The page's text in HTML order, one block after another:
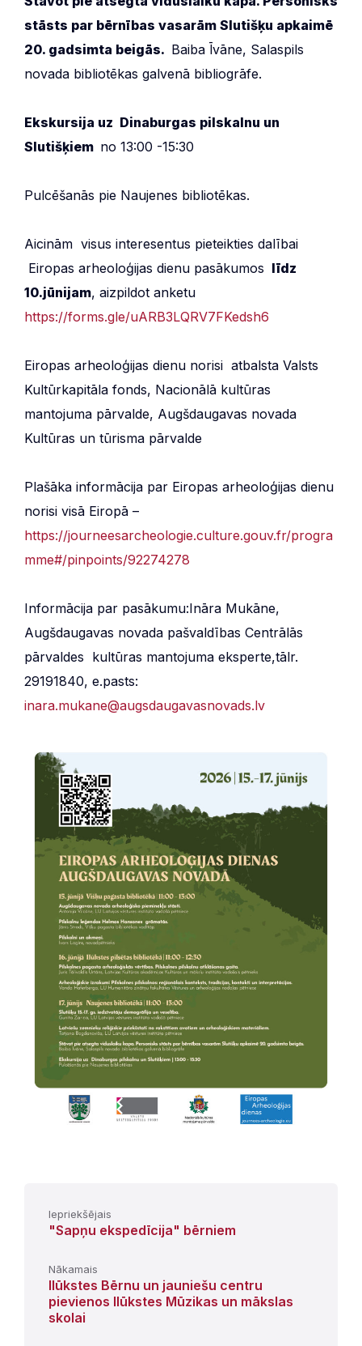
stāsts par bērnības vasarām Slutišķu apkaimē
20. gadsimta beigās. Baiba Īvāne, Salaspils
novada bibliotēkas galvenā bibliogrāfe.
Ekskursija uz Dinaburgas pilskalnu un
Slutišķiem no 13:00 -15:30
Pulcēšanās pie Naujenes bibliotēkas.
Aicinām visus interesentus pieteikties dalībai
Eiropas arheoloģijas dienu pasākumos līdz
10.jūnijam, aizpildot anketu
https://forms.gle/uARB3LQRV7FKedsh6
Eiropas arheoloģijas dienu norisi atbalsta Valsts
Kultūrkapitāla fonds, Nacionālā kultūras
mantojuma pārvalde, Augšdaugavas novada
Kultūras un tūrisma pārvalde
Plašāka informācija par Eiropas arheoloģijas dienu
norisi visā Eiropā –
https://journeesarcheologie.culture.gouv.fr/progra
mme#/pinpoints/92274278
Informācija par pasākumu:Ināra Mukāne,
Augšdaugavas novada pašvaldības Centrālās
pārvaldes kultūras mantojuma eksperte,tālr.
29191840, e.pasts:
inara.mukane@augsdaugavasnovads.lv
Iepriekšējais
"Sapņu ekspedīcija" bērniem
Nākamais
Ilūkstes Bērnu un jauniešu centru
pievienos Ilūkstes Mūzikas un mākslas
skolai